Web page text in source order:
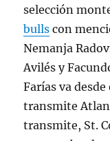
selección
bulls con
Nemanja
Avilés y
Farías va
transmite
transmite, St.